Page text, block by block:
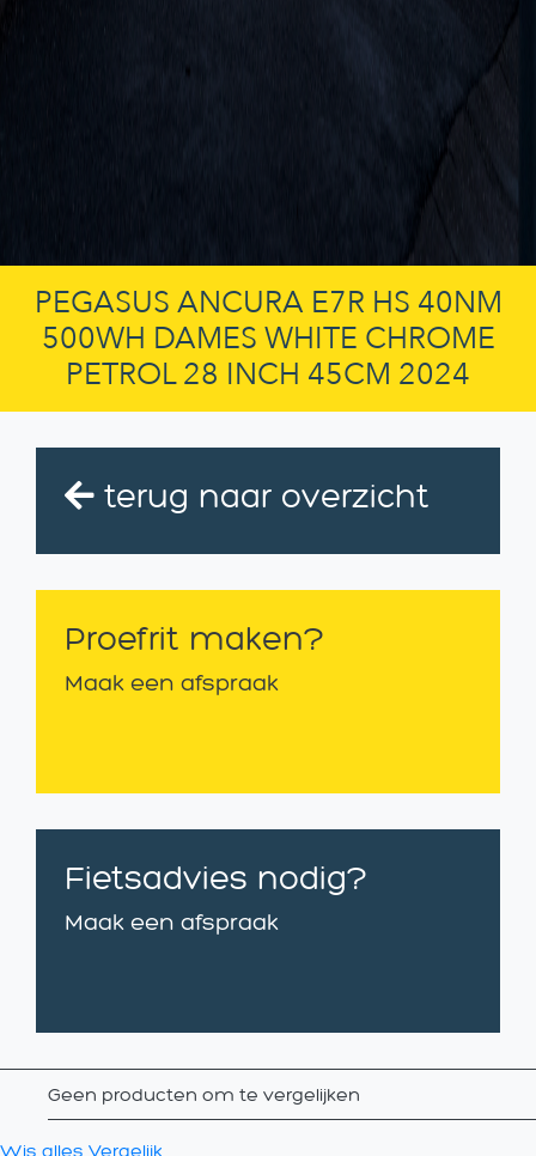
PEGASUS ANCURA E7R HS 40NM
500WH DAMES WHITE CHROME
PETROL 28 INCH 45CM 2024
terug naar overzicht
Proefrit maken?
Maak een afspraak
Fietsadvies nodig?
Maak een afspraak
Geen producten om te vergelijken
Wis alles Vergelijk